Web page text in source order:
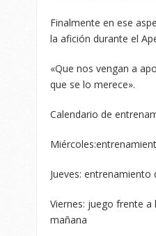
Finalmente en ese
la afición durante el
«Que nos vengan a
que se lo merece».
Calendario de
Jueves: entrenamiento
Viernes: juego frente
mañana